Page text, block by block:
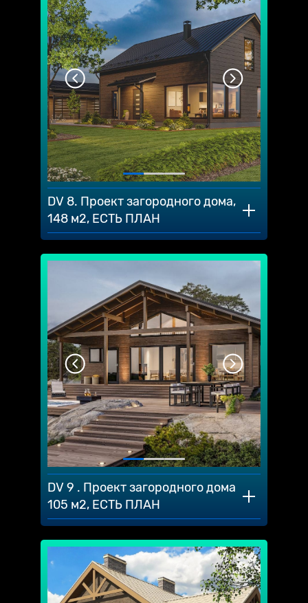
DV 8. Проект загородного дома,
148 м2, ЕСТЬ ПЛАН
DV 9 . Проект загородного дома
105 м2, ЕСТЬ ПЛАН